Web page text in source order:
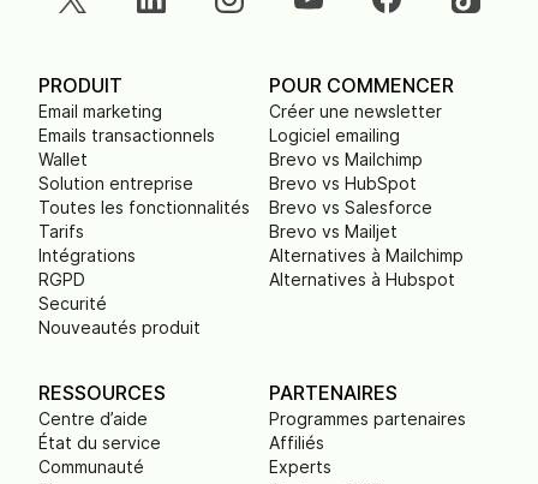
PRODUIT
Email marketing
Emails transactionnels
Wallet
Solution entreprise
Toutes les fonctionnalités
Tarifs
Intégrations
RGPD
Securité
Nouveautés produit
POUR COMMENCER
Créer une newsletter
Logiciel emailing
Brevo vs Mailchimp
Brevo vs HubSpot
Brevo vs Salesforce
Brevo vs Mailjet
Alternatives à Mailchimp
Alternatives à Hubspot
RESSOURCES
Centre d’aide
État du service
Communauté
PARTENAIRES
Programmes partenaires
Affiliés
Experts